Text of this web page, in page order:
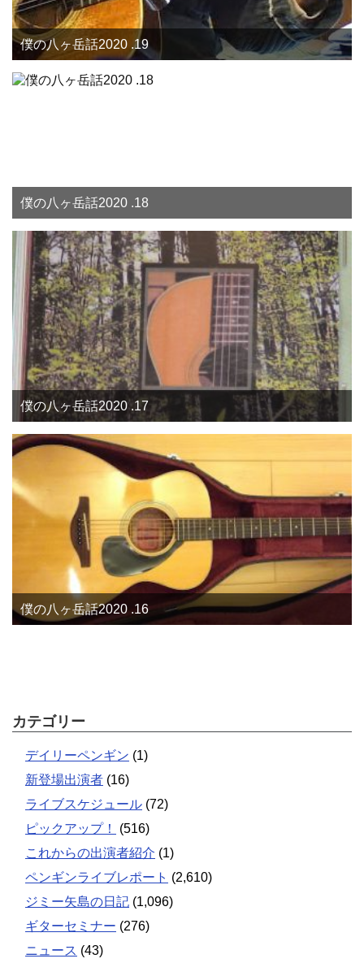
僕の八ヶ岳話2020 .19
僕の八ヶ岳話2020 .18
僕の八ヶ岳話2020 .17
僕の八ヶ岳話2020 .16
カテゴリー
デイリーペンギン (1)
新登場出演者 (16)
ライブスケジュール (72)
ピックアップ！
(516)
これからの出演者紹介 (1)
ペンギンライブレポート (2,610)
ジミー矢島の日記 (1,096)
ギターセミナー (276)
ニュース (43)